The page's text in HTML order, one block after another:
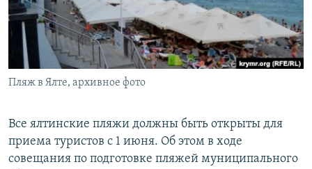
ПОБЕДИТЕЛЕЙ НЕ СУДЯТ?
КРЫМ.НЕПОКОРЕННЫЙ
ELIFBE
УКРАИНСКАЯ ПРОБЛЕМА КРЫМА
ПРИСОЕДИНЯЙТЕСЬ!
Пляж в Ялте, архивное фото
Все ялтинские пляжи должны быть открыты для
приема туристов с 1 июня. Об этом в ходе
совещания по подготовке пляжей муниципального